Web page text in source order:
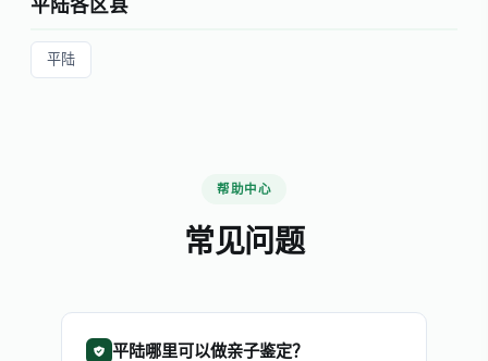
平陆各区县
平陆
帮助中心
常见问题
平陆哪里可以做亲子鉴定？